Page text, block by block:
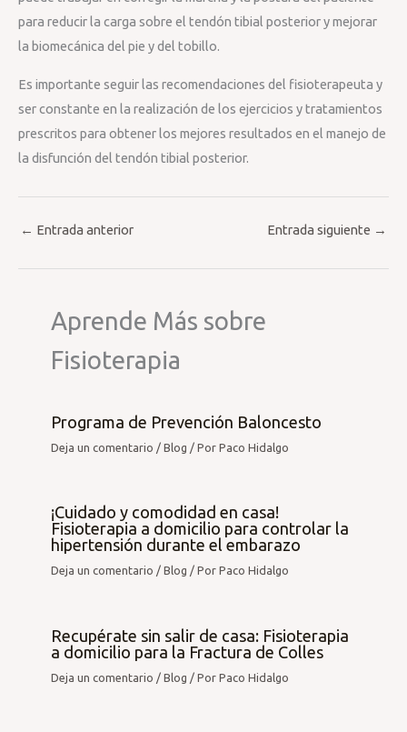
para reducir la carga sobre el tendón tibial posterior y mejorar
la biomecánica del pie y del tobillo.
Es importante seguir las recomendaciones del fisioterapeuta y
ser constante en la realización de los ejercicios y tratamientos
prescritos para obtener los mejores resultados en el manejo de
la disfunción del tendón tibial posterior.
← Entrada anterior Entrada siguiente →
Aprende Más sobre
Fisioterapia
Programa de Prevención Baloncesto
Deja un comentario /Blog / PorPaco Hidalgo
¡Cuidado y comodidad en casa!
Fisioterapia a domicilio para controlar la
hipertensión durante el embarazo
Deja un comentario /Blog / PorPaco Hidalgo
Recupérate sin salir de casa: Fisioterapia
a domicilio para la Fractura de Colles
Deja un comentario /Blog / PorPaco Hidalgo